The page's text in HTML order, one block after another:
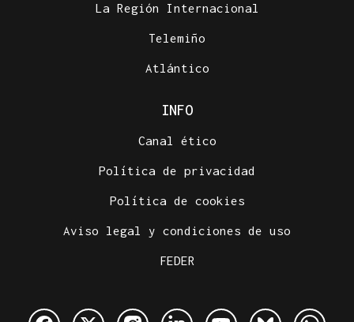
La Región Internacional
Telemiño
Atlántico
INFO
Canal ético
Política de privacidad
Política de cookies
Aviso legal y condiciones de uso
FEDER